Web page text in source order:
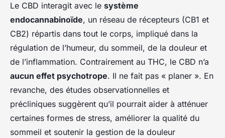
Le CBD interagit avec le système
endocannabinoïde, un réseau de récepteurs (CB1 et
CB2) répartis dans tout le corps, impliqué dans la
régulation de l’humeur, du sommeil, de la douleur et
de l’inflammation. Contrairement au THC, le CBD n’a
aucun effet psychotrope. Il ne fait pas « planer ». En
revanche, des études observationnelles et
précliniques suggèrent qu’il pourrait aider à atténuer
certaines formes de stress, améliorer la qualité du
sommeil et soutenir la gestion de la douleur